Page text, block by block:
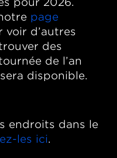
page
voir d’autres
des
de l’an
disponible.
endroits dans le
les ici.